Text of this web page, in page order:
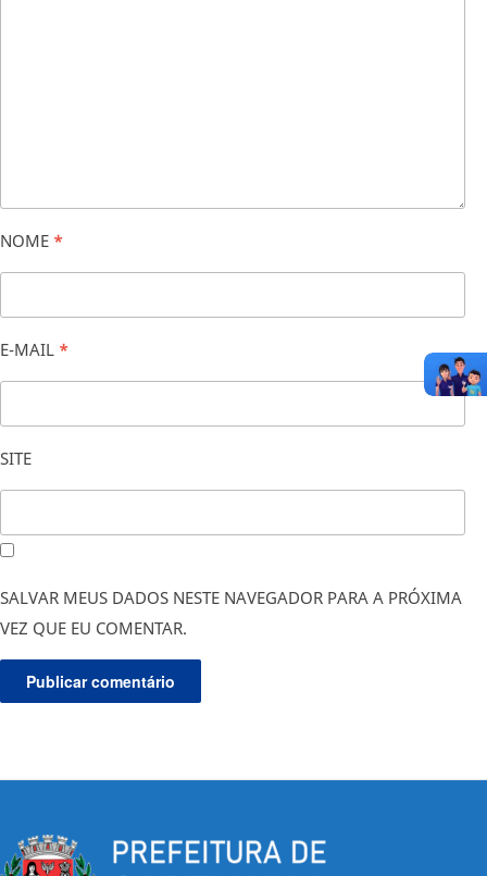
NOME *
E-MAIL *
SITE
SALVAR MEUS DADOS NESTE NAVEGADOR PARA A PRÓXIMA
VEZ QUE EU COMENTAR.